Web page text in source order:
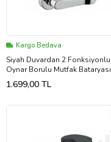
Kargo Bedava
Siyah Duvardan 2 Fonksiyonlu
Oynar Borulu Mutfak Bataryası
Çeşmesi Musluğu
1.699,00 TL